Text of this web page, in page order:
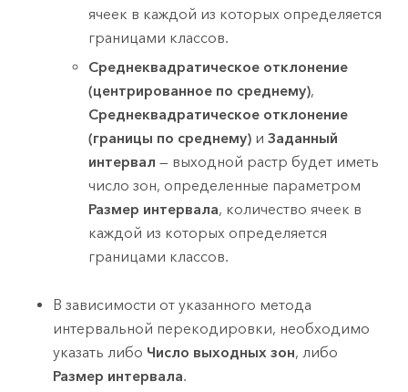
ячеек в каждой из которых определяется
границами классов.
Среднеквадратическое отклонение
(центрированное по среднему),
Среднеквадратическое отклонение
(границы по среднему) иЗаданный
интервал — выходной растр будет иметь
число зон, определенные параметром
Размер интервала, количество ячеек в
каждой из которых определяется
границами классов.
В зависимости от указанного метода
интервальной перекодировки, необходимо
указать либо Число выходных зон, либо
Размер интервала.